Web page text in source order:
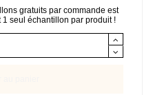
gratuits par commande est
1 seul échantillon par produit !